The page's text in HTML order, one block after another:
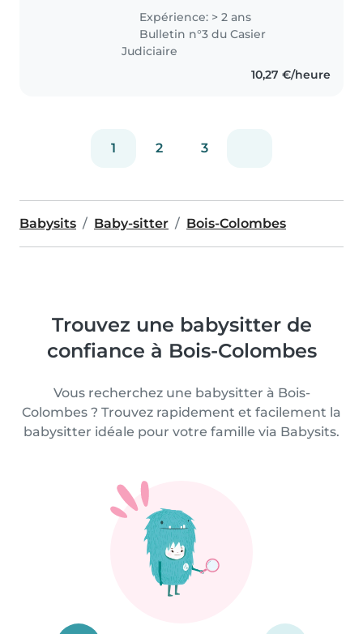
dynamique, engagée et sérieuse.
Le contact avec les enfants est
de plus la motivation..
Expérience: > 2 ans
Bulletin n°3 du Casier
Judiciaire
10,27 €/heure
1 2 3
Babysits Baby-sitter Bois-Colombes
Trouvez une babysitter de
confiance à Bois-Colombes
Vous recherchez une babysitter à Bois-
Colombes ? Trouvez rapidement et facilement la
babysitter idéale pour votre famille via Babysits.